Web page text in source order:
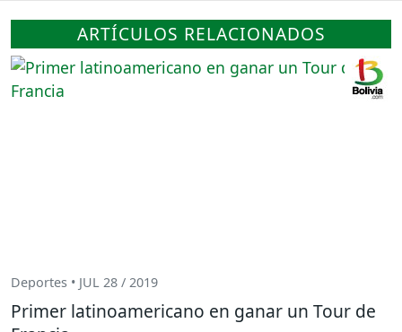
ARTÍCULOS RELACIONADOS
Deportes • JUL 28 / 2019
Primer latinoamericano en ganar un Tour de